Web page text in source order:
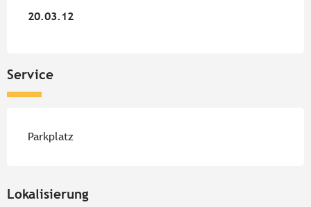
20.03.12
20.03.12
Service
Parkplatz
Lokalisierung